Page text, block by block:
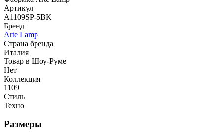
Артикул
A1109SP-5BK
Бренд
Arte Lamp
Страна бренда
Италия
Товар в Шоу-Руме
Нет
Коллекция
1109
Стиль
Техно
Размеры